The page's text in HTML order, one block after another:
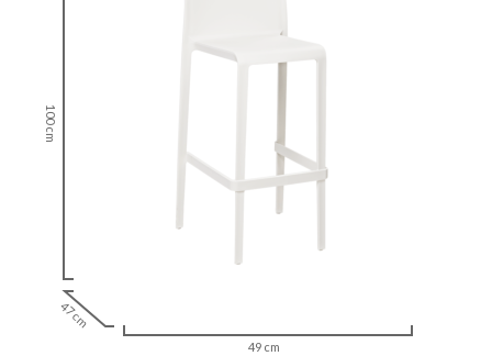
100 cm
47 cm
49 cm